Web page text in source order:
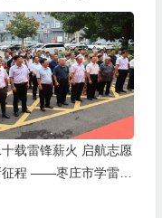
载雷锋薪火 启航志愿
征程 ——枣庄市学雷锋